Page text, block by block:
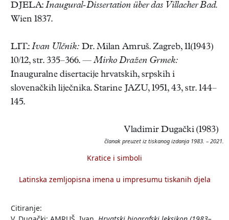
DJELA: Inaugural-Dissertation über das Villacher Bad.
Wien 1837.
LIT.: Ivan Ulčnik: Dr. Milan Amruš. Zagreb, 11(1943)
10/12, str. 335–366. —Mirko Dražen Grmek:
Inauguralne disertacije hrvatskih, srpskih i
slovenačkih liječnika. Starine JAZU, 1951, 43, str. 144–
145.
Vladimir Dugački (1983)
članak preuzet iz tiskanog izdanja 1983. – 2021.
Kratice i simboli
Latinska zemljopisna imena u impresumu tiskanih djela
Citiranje: